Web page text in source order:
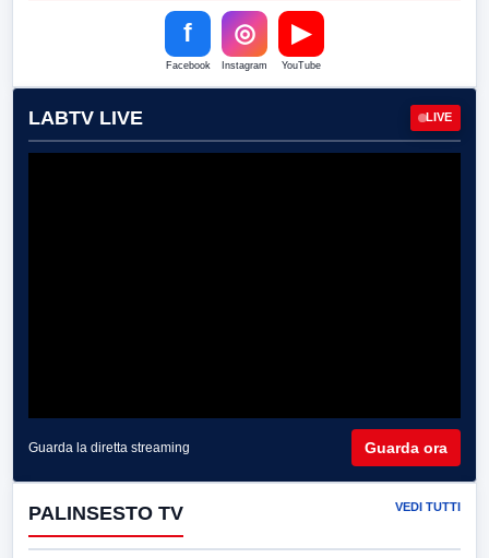
f
Facebook
◎
Instagram
▶
YouTube
LABTV LIVE LIVE
Guarda la diretta streaming Guarda ora
PALINSESTO TV VEDI TUTTI